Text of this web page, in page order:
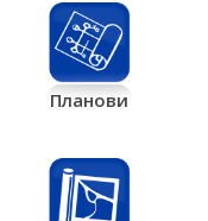
Планови